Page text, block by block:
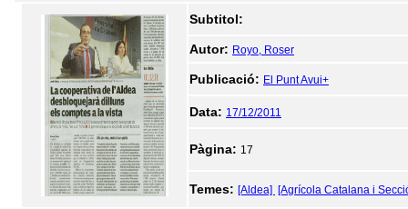
Subtitol:
Autor: Royo, Roser
Publicació: El Punt Avui+
Data: 17/12/2011
Pàgina: 17
Temes: [Aldea] [Agrícola Catalana i